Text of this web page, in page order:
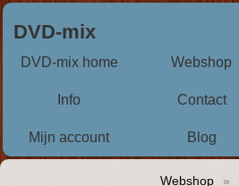
DVD-mix
DVD-mix home Webshop
Info Contact
Mijn account Blog
Webshop »